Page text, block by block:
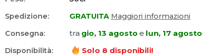
Spedizione: GRATUITA Maggiori informazioni
Consegna:
tra gio, 13 agosto e lun, 17 agosto
Disponibilità: Solo 8 disponibili!